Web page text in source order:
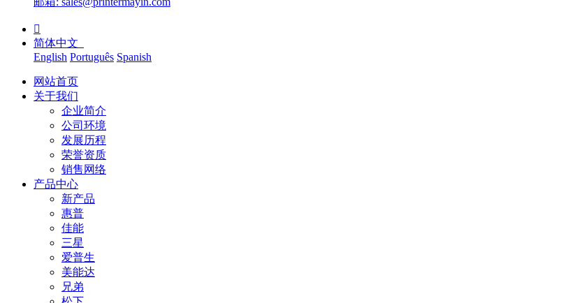

简体中文
English Português Spanish
网站首页
关于我们
企业简介
公司环境
发展历程
荣誉资质
销售网络
产品中心
新产品
惠普
佳能
三星
爱普生
美能达
兄弟